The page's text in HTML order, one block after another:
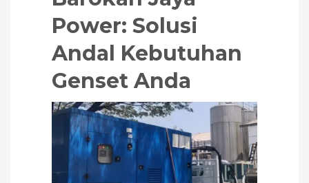
Power: Solusi
Andal Kebutuhan
Genset Anda